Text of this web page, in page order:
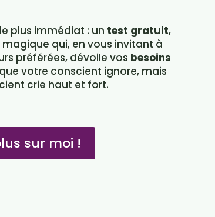
plus immédiat : un test gratuit,
qui, en vous invitant à
préférées, dévoile vos besoins
votre conscient ignore, mais
crie haut et fort.
sur moi !